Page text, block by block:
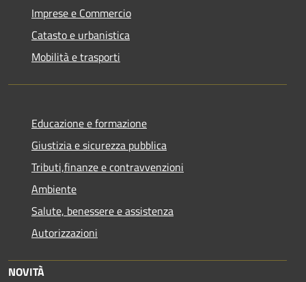
Imprese e Commercio
Catasto e urbanistica
Mobilità e trasporti
Educazione e formazione
Giustizia e sicurezza pubblica
Tributi,finanze e contravvenzioni
Ambiente
Salute, benessere e assistenza
Autorizzazioni
NOVITÀ